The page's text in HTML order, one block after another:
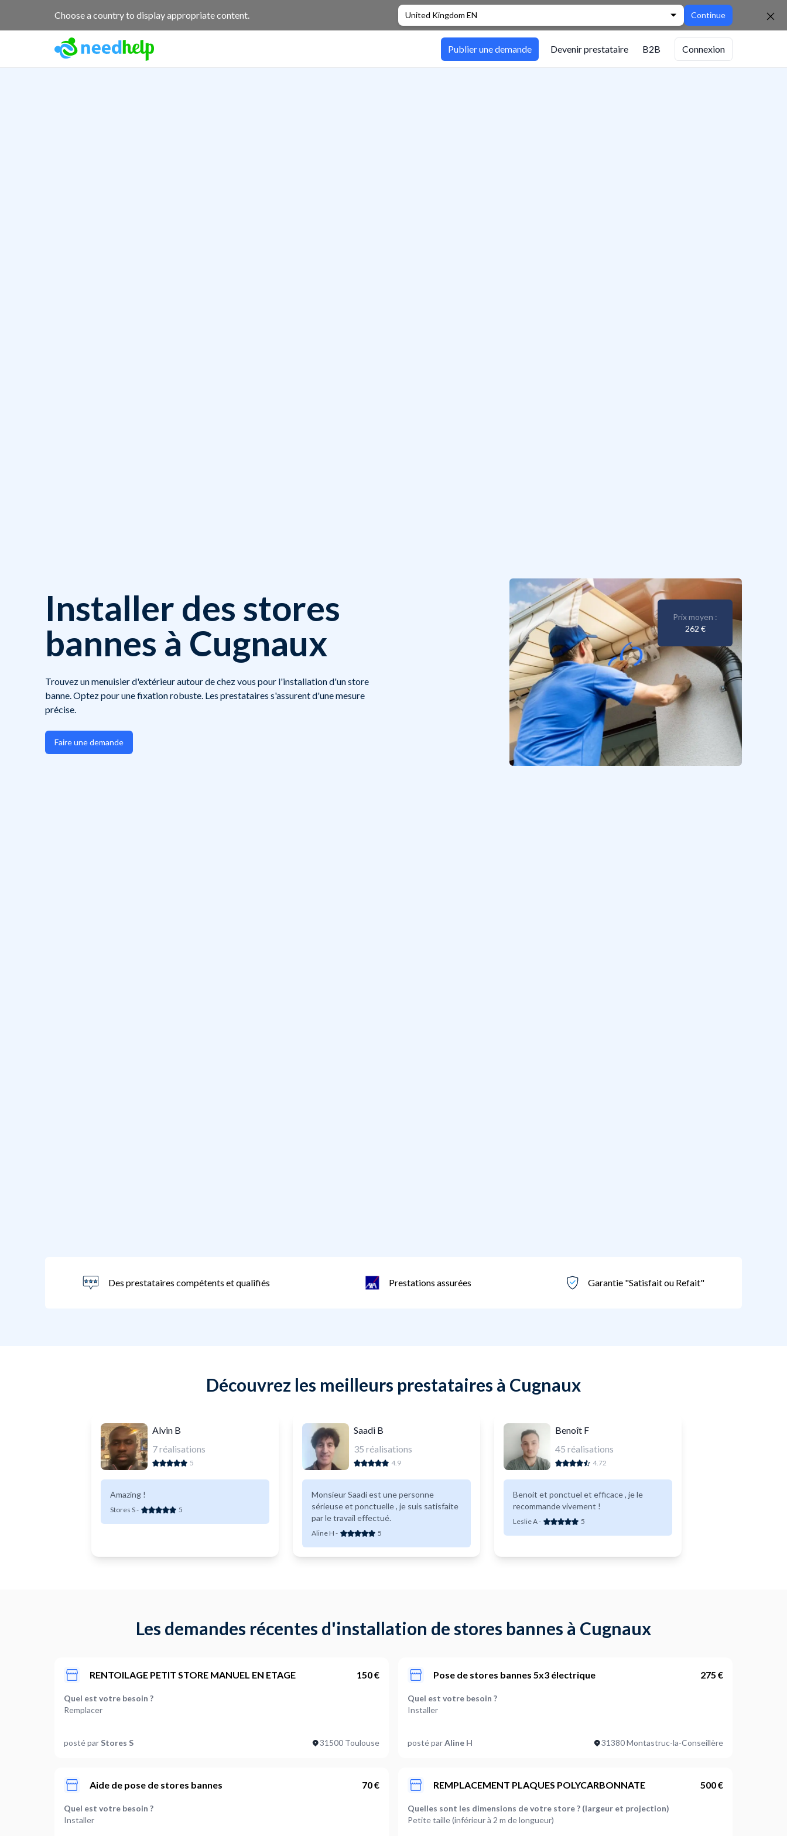
Choose a country to display appropriate content. United Kingdom EN Continue
Publier une demande Devenir prestataire B2B Connexion
Installer des stores
bannes à Cugnaux
Trouvez un menuisier d'extérieur autour de chez vous pour l'installation d'un store
banne. Optez pour une fixation robuste. Les prestataires s'assurent d'une mesure
précise.
Faire une demande
Prix moyen :
262 €
Des prestataires compétents et qualifiés Prestations assurées Garantie "Satisfait ou Refait"
Découvrez les meilleurs prestataires à Cugnaux
Alvin B
7réalisations
5
Amazing !
Stores S- 5
Saadi B
35 réalisations
4.9
Monsieur Saadi est une personne
sérieuse et ponctuelle , je suis satisfaite
par le travail effectué.
Aline H - 5
Benoît F
45 réalisations
4.72
Benoit et ponctuel et efficace , je le
recommande vivement !
Leslie A- 5
Les demandes récentes d'installation de stores bannes à Cugnaux
RENTOILAGE PETIT STORE MANUEL EN ETAGE 150 €
Quel est votre besoin ?
Remplacer
1
Petite taille (inférieur à 2 m de longueur)
Le store est il :
Manuel
posté par Stores S 31500 Toulouse
Pose de stores bannes 5x3 électrique 275 €
Quel est votre besoin ?
Installer
1
Grande taille (plus de 4 m longueur)
Le store est il :
Electrique
posté parAline H 31380 Montastruc-la-Conseillère
Aide de pose de stores bannes 70 €
Quel est votre besoin ?
Installer
REMPLACEMENT PLAQUES POLYCARBONNATE 500 €
Quelles sont les dimensions de votre store ? (largeur et projection)
Petite taille (inférieur à 2 m de longueur)